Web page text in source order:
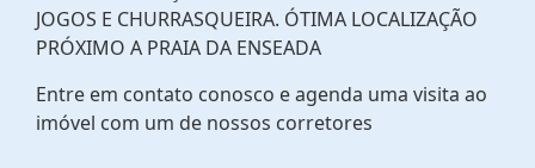
JOGOS E CHURRASQUEIRA. ÓTIMA LOCALIZAÇÃO
PRÓXIMO A PRAIA DA ENSEADA
Entre em contato conosco e agenda uma visita ao
imóvel com um de nossos corretores